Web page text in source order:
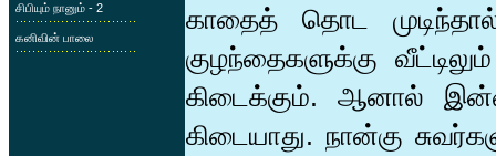
சிபியும் நானும் - 2
கனிவின் பாலை
காதைத் தொட
குழந்தைகளுக்கு
கிடைக்கும். ஆனால்
கிடையாது. நான்கு